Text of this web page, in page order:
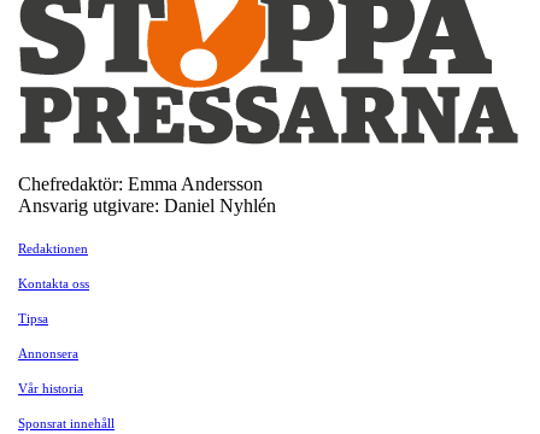
Chefredaktör: Emma Andersson
Ansvarig utgivare: Daniel Nyhlén
Redaktionen
Kontakta oss
Tipsa
Annonsera
Vår historia
Sponsrat innehåll